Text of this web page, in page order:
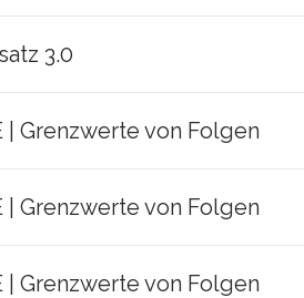
3.0
| Grenzwerte von Folgen
| Grenzwerte von Folgen
| Grenzwerte von Folgen